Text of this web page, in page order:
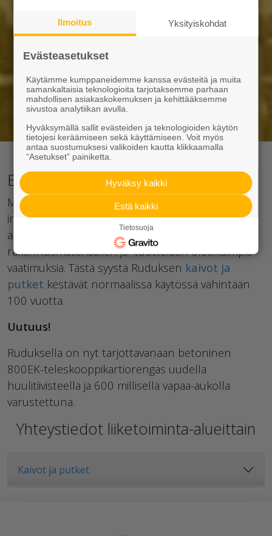
Betoniset kaivonrenkaat ja putket
Merkittävä osa kunnallistekniikan, yhdyskuntien
infrastruktuurin, rakentamisesta kohdistuu maan
alle. Kestävyys ja pitkäikäisyys ovat käytettävien
rakennusmateriaalien ja -tuotteiden oleellisimpia
vaatimuksia. Tästä syystä Ruduksen kaivot ja
putket kestävät normaalissa käytössä vähintään
100 vuotta.
Uutuus!
Ruduksella on nyt tarjottavanaan betoninen
800EK-teleskooppikartiorengas uudella
huulitiivisteellä ja 600 millisellä vapaa-aukolla
varustettuna.
Yhteystiedot liiketoiminta-alueittain
Kaivot ja putket
Ilmoitus Yksityiskohdat
Evästeasetukset
Käytämme kumppaneidemme kanssa evästeitä ja muita
samankaltaisia teknologioita tarjotaksemme parhaan
mahdollisen asiakaskokemuksen ja kehittääksemme
sivustoa analytiikan avulla.
Hyväksymällä sallit evästeiden ja teknologioiden käytön
tietojesi keräämiseen sekä käyttämiseen. Voit myös
antaa suostumuksesi valikoiden kautta klikkaamalla
“Asetukset” painiketta.
Hyväksy kaikki
Estä kaikki
Tietosuoja